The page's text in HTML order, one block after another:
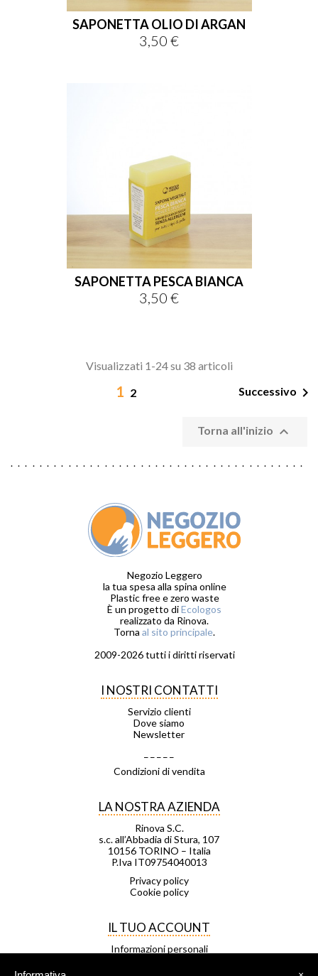
SAPONETTA OLIO DI ARGAN
Prezzo
3,50 €
SAPONETTA PESCA BIANCA
Prezzo
3,50 €
Visualizzati 1-24 su 38 articoli
1 2 Successivo 
Torna all'inizio 
Negozio Leggero
la tua spesa alla spina online
Plastic free e zero waste
È un progetto diEcologos
realizzato da Rinova.
Torna al sito principale.
2009-2026 tutti i diritti riservati
I NOSTRI CONTATTI
Servizio clienti
Dove siamo
Newsletter
Condizioni di vendita
LA NOSTRA AZIENDA
Rinova S.C.
s.c. all’Abbadia di Stura, 107
10156 TORINO – Italia
P.Iva IT09754040013
Privacy policy
Cookie policy
IL TUO ACCOUNT
Informazioni personali